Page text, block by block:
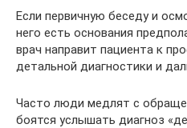
Если первичную беседу и
него есть основания
врач направит пациента к
детальной диагностики и
Часто люди медлят с
боятся услышать диагноз